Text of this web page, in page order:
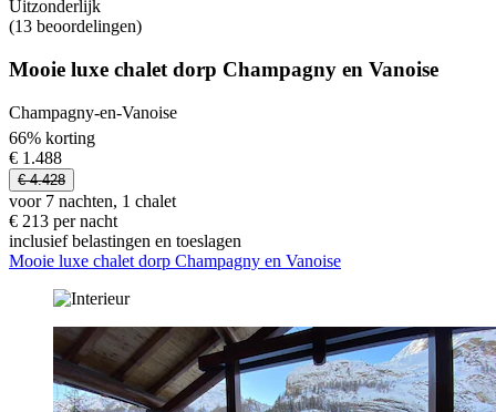
Uitzonderlijk
(13 beoordelingen)
Mooie luxe chalet dorp Champagny en Vanoise
Champagny-en-Vanoise
66% korting
€ 1.488
€ 4.428
voor 7 nachten, 1 chalet
€ 213 per nacht
inclusief belastingen en toeslagen
Mooie luxe chalet dorp Champagny en Vanoise